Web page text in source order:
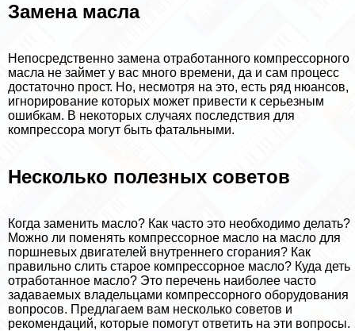
Замена масла
Непосредственно замена отработанного компрессорного
масла не займет у вас много времени, да и сам процесс
достаточно прост. Но, несмотря на это, есть ряд нюансов,
игнорирование которых может привести к серьезным
ошибкам. В некоторых случаях последствия для
компрессора могут быть фатальными.
Несколько полезных советов
Когда заменить масло? Как часто это необходимо делать?
Можно ли поменять компрессорное масло на масло для
поршневых двигателей внутреннего сгорания? Как
правильно слить старое компрессорное масло? Куда деть
отработанное масло? Это перечень наиболее часто
задаваемых владельцами компрессорного оборудования
вопросов. Предлагаем вам несколько советов и
рекомендаций, которые помогут ответить на эти вопросы.